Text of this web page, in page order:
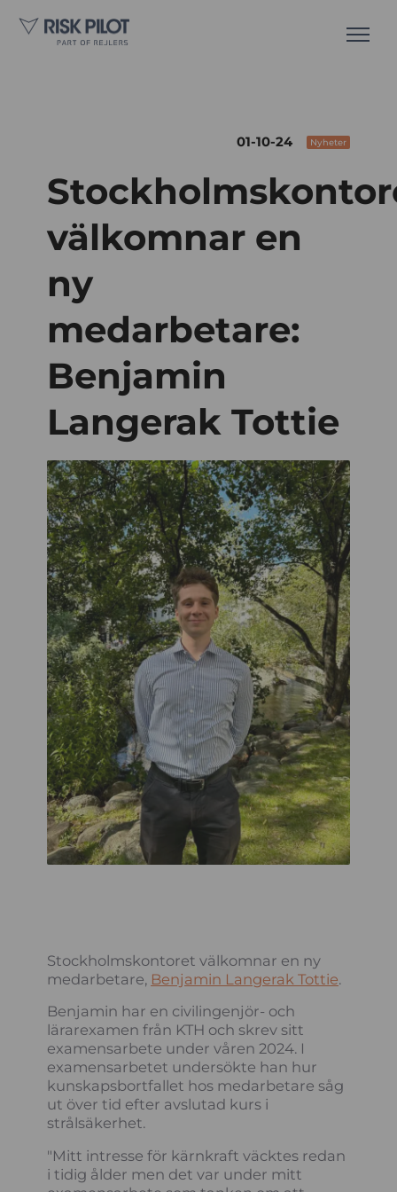
01-10-24 Nyheter
välkomnar en
ny
medarbetare:
Benjamin
Langerak Tottie
Stockholmskontoret välkomnar en ny
medarbetare, Benjamin Langerak Tottie.
Benjamin har en civilingenjör- och
lärarexamen från KTH och skrev sitt
examensarbete under våren 2024. I
examensarbetet undersökte han hur
kunskapsbortfallet hos medarbetare såg
ut över tid efter avslutad kurs i
strålsäkerhet.
"Mitt intresse för kärnkraft väcktes redan
i tidig ålder men det var under mitt